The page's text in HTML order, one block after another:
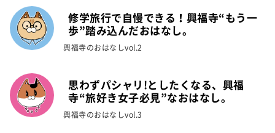
修学旅行で自慢できる！興福寺“もう一
歩”踏み込んだおはなし。
興福寺のおはなしvol.2
思わずパシャリ!としたくなる、興福
寺“旅好き女子必見”なおはなし。
興福寺のおはなしvol.3